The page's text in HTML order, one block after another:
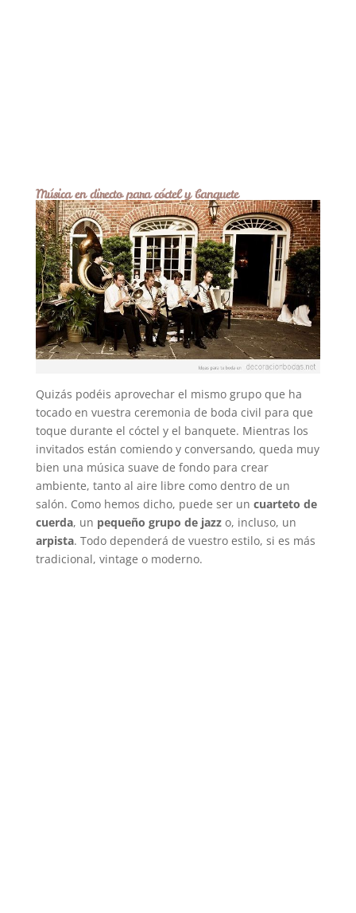
Música en directo para cóctel y banquete
Quizás podéis aprovechar el mismo grupo que ha
tocado en vuestra ceremonia de boda civil para que
toque durante el cóctel y el banquete. Mientras los
invitados están comiendo y conversando, queda muy
bien una música suave de fondo para crear
ambiente, tanto al aire libre como dentro de un
salón. Como hemos dicho, puede ser un cuarteto de
cuerda, un pequeño grupo de jazzo, incluso, un
arpista. Todo dependerá de vuestro estilo, si es más
tradicional, vintage o moderno.